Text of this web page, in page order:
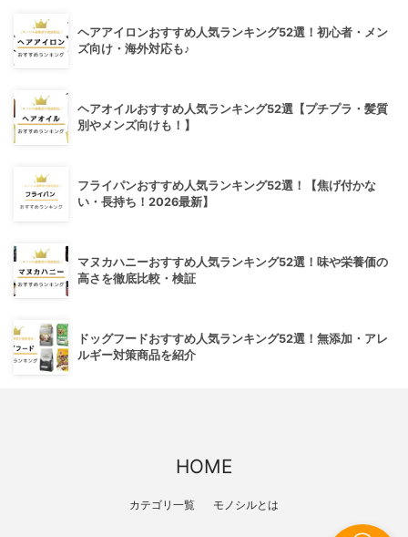
ヘアアイロンおすすめ人気ランキング52選！初心者・メン
ズ向け・海外対応も♪
ヘアオイルおすすめ人気ランキング52選【プチプラ・髪質
別やメンズ向けも！】
フライパンおすすめ人気ランキング52選！【焦げ付かな
い・長持ち！2026最新】
マヌカハニーおすすめ人気ランキング52選！味や栄養価の
高さを徹底比較・検証
ドッグフードおすすめ人気ランキング52選！無添加・アレ
ルギー対策商品を紹介
HOME
カテゴリ一覧 モノシルとは